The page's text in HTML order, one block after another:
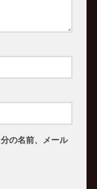
の名前、メール